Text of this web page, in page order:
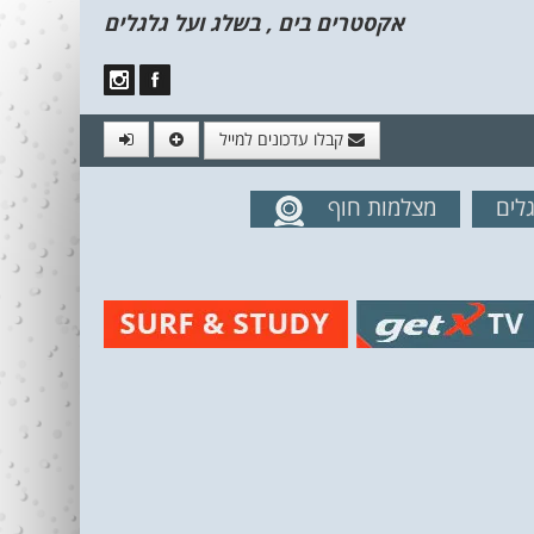
אקסטרים בים , בשלג ועל גלגלים
קבלו עדכונים למייל
מהאתרמצלמות חוף